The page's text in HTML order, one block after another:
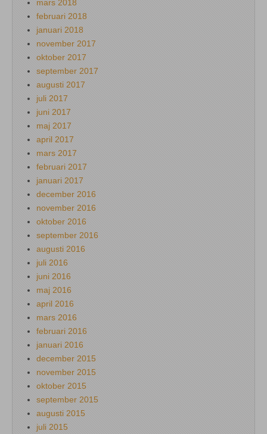
mars 2018
februari 2018
januari 2018
november 2017
oktober 2017
september 2017
augusti 2017
juli 2017
juni 2017
maj 2017
april 2017
mars 2017
februari 2017
januari 2017
december 2016
november 2016
oktober 2016
september 2016
augusti 2016
juli 2016
juni 2016
maj 2016
april 2016
mars 2016
februari 2016
januari 2016
december 2015
november 2015
oktober 2015
september 2015
augusti 2015
juli 2015